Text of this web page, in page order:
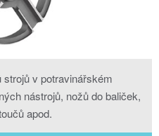
v potravinářském
nástrojů, nožů do baliček,
apod.